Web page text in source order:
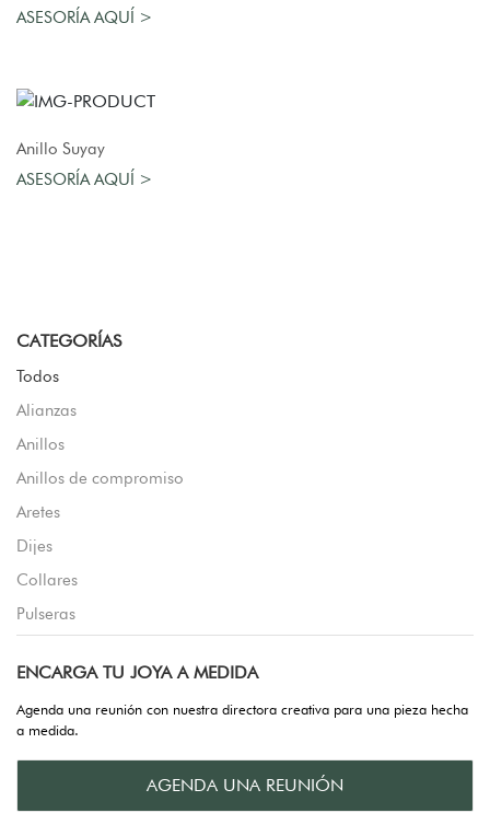
ASESORÍA AQUÍ >
Anillo Suyay
ASESORÍA AQUÍ >
CATEGORÍAS
Todos
Alianzas
Anillos
Anillos de compromiso
Aretes
Dijes
Collares
Pulseras
ENCARGA TU JOYA A MEDIDA
Agenda una reunión con nuestra directora creativa para una pieza hecha
a medida.
AGENDA UNA REUNIÓN